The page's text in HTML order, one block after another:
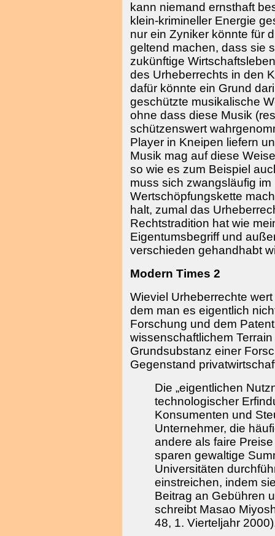
kann niemand ernsthaft
klein-krimineller Energie
nur ein Zyniker könnte für
geltend machen, dass sie
zukünftige
des Urheberrechts in den
dafür könnte ein Grund
geschützte musikalische
ohne dass diese Musik
schützenswert
Player in Kneipen liefern
Musik mag auf diese
so wie es zum Beispiel
muss sich zwangsläufig
Wertschöpfungskette
halt, zumal das
Rechtstradition hat wie
Eigentumsbegriff und
verschieden gehandhabt
Modern Times 2
Wieviel Urheberrechte
dem man es eigentlich
Forschung und dem
wissenschaftlichem
Grundsubstanz einer
Gegenstand
Die „eigentlichen
technologischer
Konsumenten und
Unternehmer, die
andere als faire
sparen gewaltige
Universitäten
einstreichen, indem
Beitrag an Gebühren
schreibt Masao
48, 1. Vierteljahr